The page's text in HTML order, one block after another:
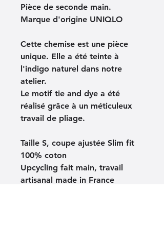
Pièce de seconde main.
Marque d'origine UNIQLO
Cette chemise est une pièce
unique. Elle a été teinte à
l'indigo naturel dans notre
atelier.
Le motif tie and dye a été
réalisé grâce à un méticuleux
travail de pliage.
Taille S, coupe ajustée Slim fit
100% coton
Upcycling fait main, travail
artisanal made in France